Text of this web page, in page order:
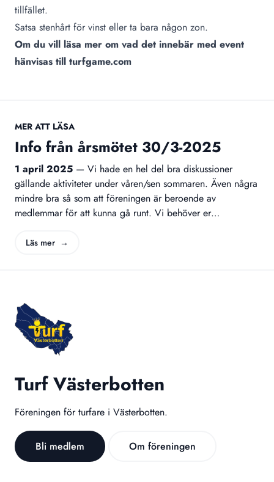
tillfället.
Satsa stenhårt för vinst eller ta bara någon zon.
Om du vill läsa mer om vad det innebär med event
hänvisas till turfgame.com
MER ATT LÄSA
Info från årsmötet 30/3-2025
1 april 2025 — Vi hade en hel del bra diskussioner
gällande aktiviteter under våren/sen sommaren. Även några
mindre bra så som att föreningen är beroende av
medlemmar för att kunna gå runt. Vi behöver er
Classic, Midnight Classic och det nya Halloween Classic
matsäcken och pumpa däcken så möts vi upp kl 10:00…
Läs mer →
Turf Västerbotten
Föreningen för turfare i Västerbotten.
Bli medlem Om föreningen